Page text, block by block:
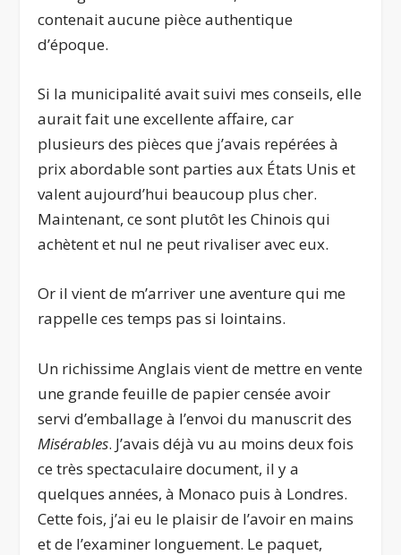
contenait aucune pièce authentique
d’époque.
Si la municipalité avait suivi mes conseils, elle
aurait fait une excellente affaire, car
plusieurs des pièces que j’avais repérées à
prix abordable sont parties aux États Unis et
valent aujourd’hui beaucoup plus cher.
Maintenant, ce sont plutôt les Chinois qui
achètent et nul ne peut rivaliser avec eux.
Or il vient de m’arriver une aventure qui me
rappelle ces temps pas si lointains.
Un richissime Anglais vient de mettre en vente
une grande feuille de papier censée avoir
servi d’emballage à l’envoi du manuscrit des
Misérables. J’avais déjà vu au moins deux fois
ce très spectaculaire document, il y a
quelques années, à Monaco puis à Londres.
Cette fois, j’ai eu le plaisir de l’avoir en mains
et de l’examiner longuement. Le paquet,